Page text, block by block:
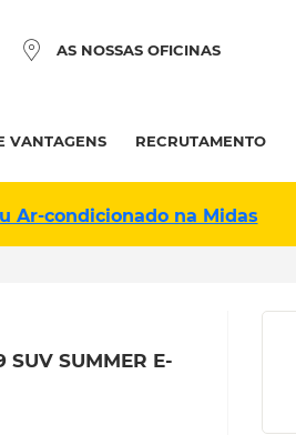
AS NOSSAS OFICINAS
VANTAGENS RECRUTAMENTO
Ar-condicionado na Midas
SUV SUMMER E-